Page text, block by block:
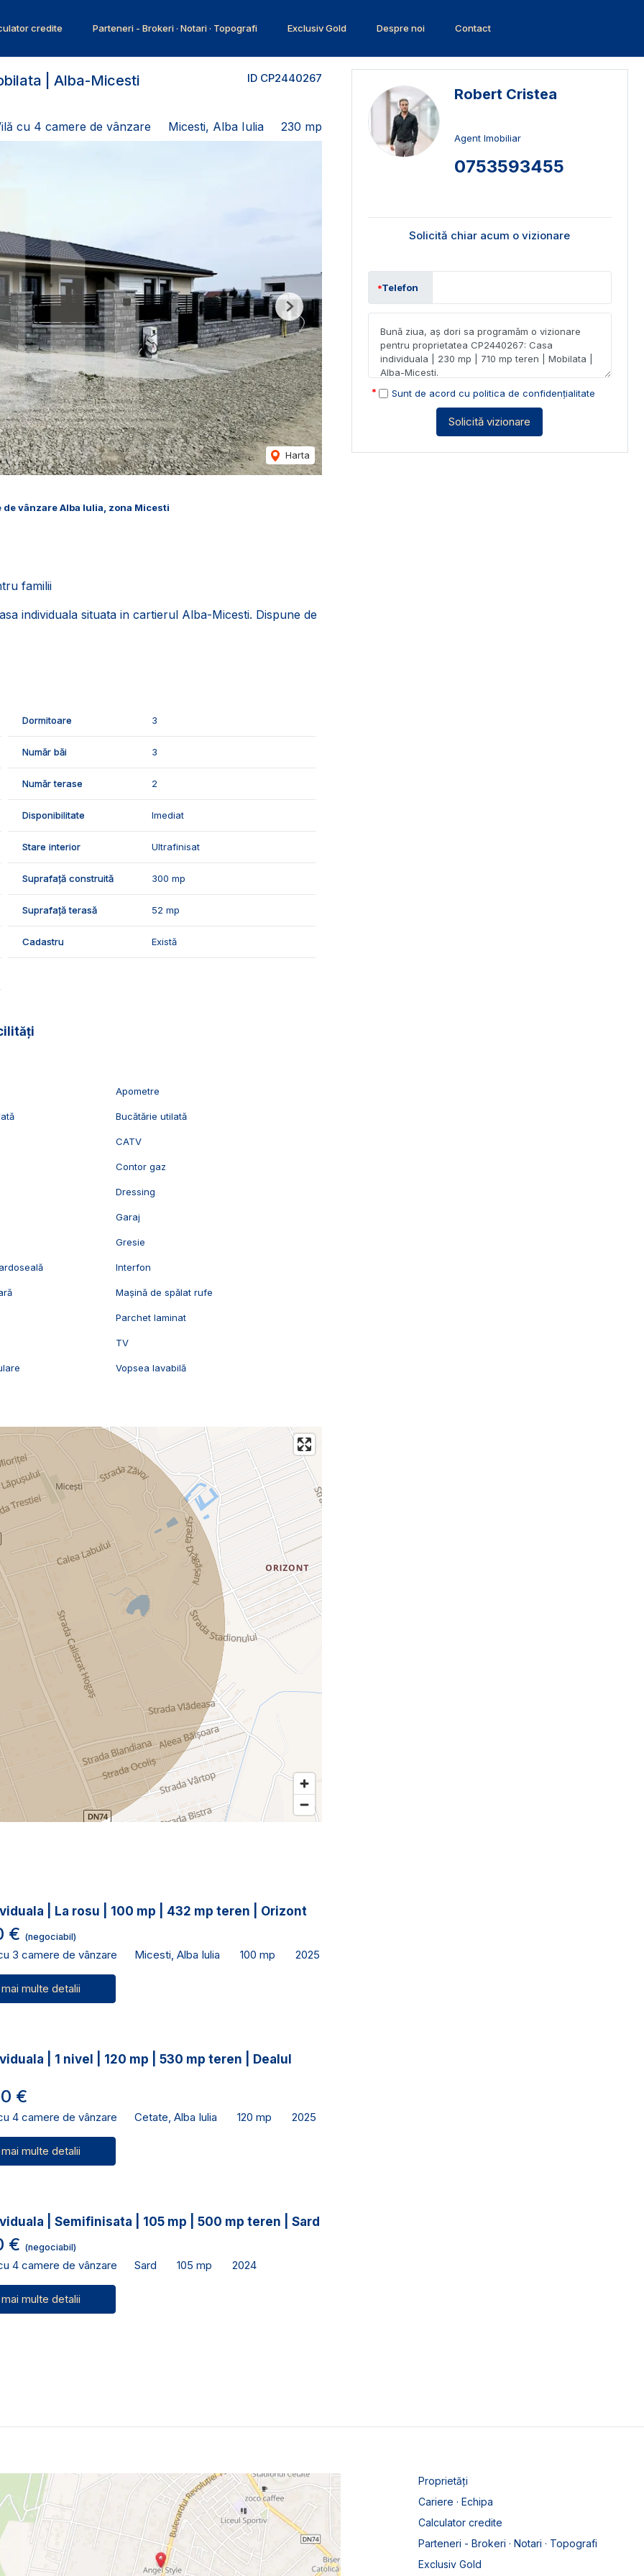
credite Parteneri - Brokeri · Notari · Topografi Exclusiv Gold Despre noi Contact
ID CP2440267
| Alba-Micesti
cu 4 camere de vânzare Micesti, Alba Iulia 230 mp
Harta
Next
de vânzare Alba Iulia, zona Micesti
familii
individuala situata in cartierul Alba-Micesti. Dispune de
si canalizare.
cu incalzire in pardoseala, geamurile si usile teropan,
finisaje:
o locuinta pe un nivel complet finisata si utilata, intr-o
suntem disponibili pentru dumneavostra, Echipa
Dormitoare 3
Număr băi 3
Număr terase 2
Disponibilitate Imediat
Stare interior Ultrafinisat
Suprafață construită 300 mp
Suprafață terasă 52 mp
Cadastru Există
Apometre
Bucătărie utilată
CATV
Contor gaz
Dressing
Garaj
Gresie
Interfon
Mașină de spălat rufe
Parchet laminat
TV
Vopsea lavabilă
Robert Cristea
Agent Imobiliar
0753593455
Solicită chiar acum o vizionare
Telefon
Sunt de acord cu politica de confidențialitate
Solicită vizionare
| La rosu | 100 mp | 432 mp teren | Orizont
€ (negociabil)
3 camere de vânzare Micesti, Alba Iulia 100 mp 2025
multe detalii
| 1 nivel | 120 mp | 530 mp teren | Dealul
€
4 camere de vânzare Cetate, Alba Iulia 120 mp 2025
multe detalii
| Semifinisata | 105 mp | 500 mp teren | Sard
€ (negociabil)
4 camere de vânzare Sard 105 mp 2024
multe detalii
Proprietăți
Cariere · Echipa
Calculator credite
Parteneri - Brokeri · Notari · Topografi
Exclusiv Gold